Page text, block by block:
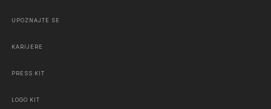
UPOZNAJTE SE
KARIJERE
PRESS KIT
LOGO KIT